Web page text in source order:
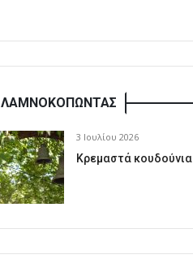
ΛΑΜΝΟΚΟΠΩΝΤΑΣ
3 Ιουλίου 2026
Κρεμαστά κουδούνια